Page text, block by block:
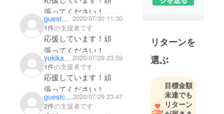
張ってください！
guest0b67986f4964 2020/07/30 11:30
1件の支援者です
応援しています！頑
張ってください！
yukikaze180 2020/07/29 23:59
1件の支援者です
応援しています！頑
張ってください！
guestcf4acfb0ee2020/07/29 23:47
2件の支援者です
リターンを
選ぶ
目標金額
未達でも
リターン